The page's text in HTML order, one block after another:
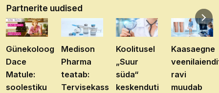
Partnerite uudised
Günekoloog
Dace
Matule:
soolestiku
Medison
Pharma
teatab:
Tervisekassa
Koolitusel
„Suur
süda“
keskenduti
Kaasaegne
ravi
muudab